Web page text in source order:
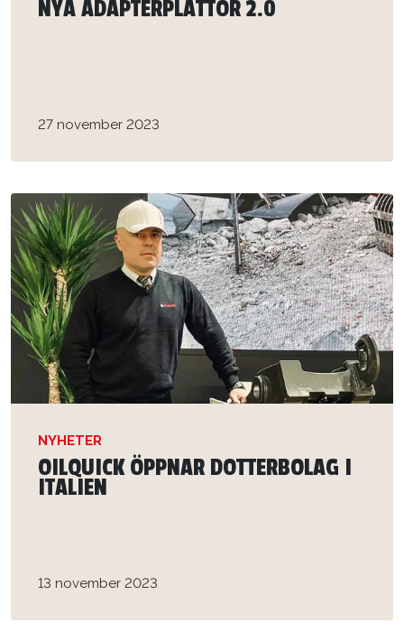
NYA ADAPTERPLATTOR 2.0
27 november 2023
NYHETER
OILQUICK ÖPPNAR DOTTERBOLAG I
ITALIEN
13 november 2023